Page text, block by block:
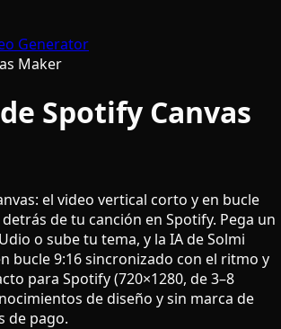
Generator
Maker
Spotify Canvas
el video vertical corto y en bucle
de tu canción en Spotify. Pega un
o sube tu tema, y la IA de Solmi
bucle 9:16 sincronizado con el ritmo y
para Spotify (720×1280, de 3–8
de diseño y sin marca de
de pago.